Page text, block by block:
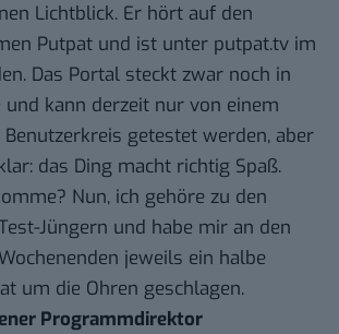
Lichtblick. Er hört auf den
Putpat und ist unter putpat.tv im
Das Portal steckt zwar noch in
und kann derzeit nur von einem
getestet werden, aber
das Ding macht richtig Spaß.
Nun, ich gehöre zu den
Jüngern und habe mir an den
jeweils ein halbe
um die Ohren geschlagen.
Programmdirektor